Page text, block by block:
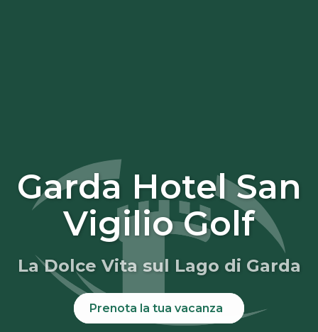
Garda Hotel San
Vigilio Golf
La Dolce Vita sul Lago di Garda
Prenota la tua vacanza